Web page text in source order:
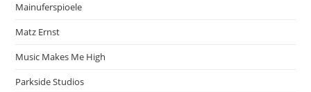
Mainuferspioele
Matz Ernst
Music Makes Me High
Parkside Studios